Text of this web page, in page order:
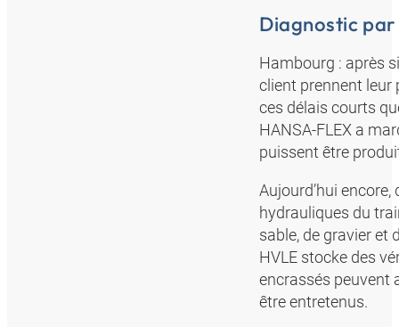
Diagnostic par
Hambourg : après
client prennent leur
ces délais courts
HANSA-FLEX a
puissent être
Aujourd’hui
hydrauliques du
sable, de gravier et
HVLE stocke des
encrassés peuvent
être entretenus.